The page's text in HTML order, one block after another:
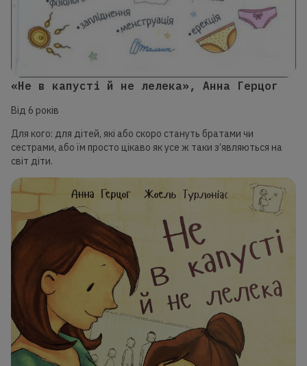
«Не в капусті й не лелека», Анна Герцог
Від 6 років
Для кого: для дітей, які або скоро стануть братами чи
сестрами, або їм просто цікаво як усе ж таки з’являються на
світ діти.